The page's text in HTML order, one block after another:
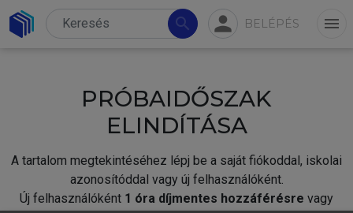
search person BELÉPÉS menu
PRÓBAIDŐSZAK
ELINDÍTÁSA
A tartalom megtekintéséhez lépj be a saját fiókoddal, iskolai
azonosítóddal vagy új felhasználóként.
Új felhasználóként 1 óra díjmentes hozzáférésre vagy